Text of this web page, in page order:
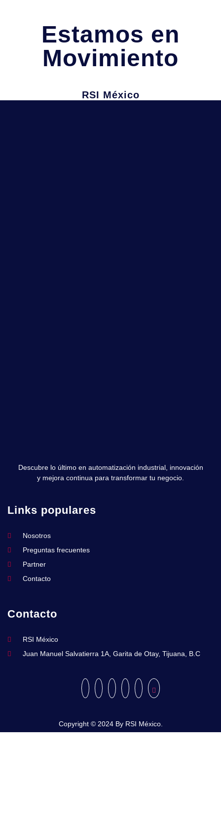
Estamos en
Movimiento
RSI México
Descubre lo último en automatización industrial, innovación
y mejora continua para transformar tu negocio.
Links populares
Nosotros
Preguntas frecuentes
Partner
Contacto
Contacto
RSI México
Juan Manuel Salvatierra 1A, Garita de Otay, Tijuana, B.C
Copyright © 2024 By RSI México.